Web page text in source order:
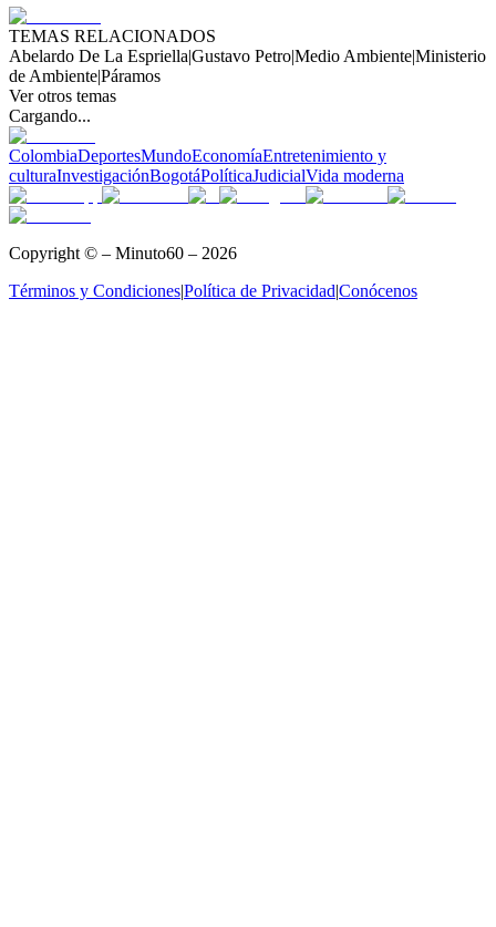
TEMAS RELACIONADOS
Abelardo De La Espriella|Gustavo Petro|Medio Ambiente|Ministerio
de Ambiente|Páramos
Ver otros temas
Cargando...
ColombiaDeportesMundoEconomíaEntretenimiento y
culturaInvestigaciónBogotáPolíticaJudicialVida moderna
Copyright © – Minuto60 – 2026
Términos y Condiciones|Política de Privacidad|Conócenos